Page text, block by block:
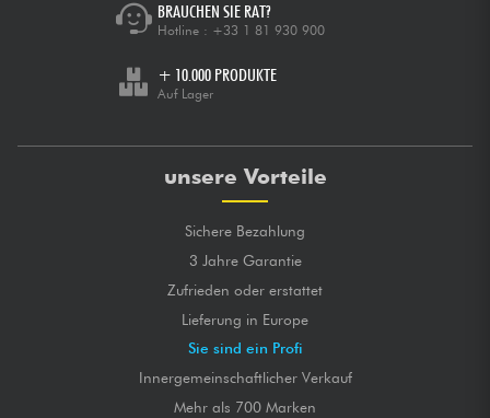
BRAUCHEN SIE RAT?
Hotline : +33 1 81 930 900
+ 10.000 PRODUKTE
Auf Lager
unsere Vorteile
Sichere Bezahlung
3 Jahre Garantie
Zufrieden oder erstattet
Lieferung in Europe
Sie sind ein Profi
Innergemeinschaftlicher Verkauf
Mehr als 700 Marken